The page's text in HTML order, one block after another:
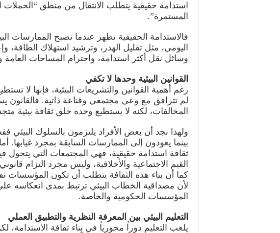
استدامة حقيقية يتطلب الانتقال من منطق
المستمرة”.
فالاستدامة الحقيقية تظهر عندما تصبح الممارسات
اليومي، مثل تقليل الهدر، وترشيد استهلاك الطاقة،
وسائل نقل أكثر استدامة، واحترام المساحات العامة
القوانين البيئية وحدها لا تكفي
رغم أهمية القوانين والتشريعات البيئية، فإنها لا
لم تترافق مع وعي مجتمعي وقناعة ذاتية. فالقانون
المخالفات، لكنه لا يستطيع وحده خلق ثقافة بيئية
ولهذا نجد أن بعض الأفراد يلتزمون بالسلوك البيئي
بينما يعودون إلى الممارسات السابقة بمجرد غيابها.
ثقافة استدامة حقيقية، فهي المجتمعات التي يتحول
القيم الاجتماعية والأخلاقية، وليس مجرد التزام
كما أن بناء هذه الثقافة يتطلب أن تكون المؤسسات
لأن مصداقية الخطاب البيئي ترتبط بمدى انعكاسه
المؤسسات الحكومية والخاصة.
التعليم البيئي بين المعرفة النظرية والتطبيق العملي
يلعب التعليم دوراً محورياً في بناء ثقافة